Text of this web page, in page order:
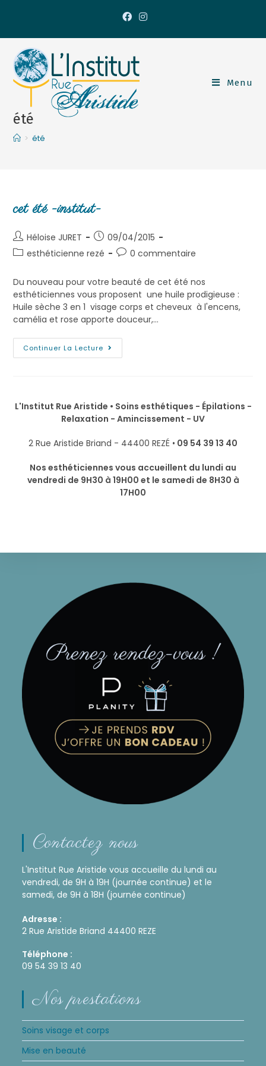
Menu
été
> été
cet été -institut-
Héloise JURET
09/04/2015
esthéticienne rezé
0 commentaire
Du nouveau pour votre beauté de cet été nos
esthéticiennes vous proposent une huile prodigieuse :
Huile sèche 3 en 1 visage corps et cheveux à l'encens,
camélia et rose apporte douceur,…
Continuer La Lecture
L'Institut Rue Aristide • Soins esthétiques - Épilations -
Relaxation - Amincissement - UV
2 Rue Aristide Briand - 44400 REZÉ • 09 54 39 13 40
Nos esthéticiennes vous accueillent du lundi au
vendredi de 9H30 à 19H00 et le samedi de 8H30 à
17H00
Contactez nous
L'Institut Rue Aristide vous accueille du lundi au
vendredi, de 9H à 19H (journée continue) et le
samedi, de 9H à 18H (journée continue)
Adresse :
2 Rue Aristide Briand 44400 REZE
Téléphone :
09 54 39 13 40
Nos prestations
Soins visage et corps
Mise en beauté